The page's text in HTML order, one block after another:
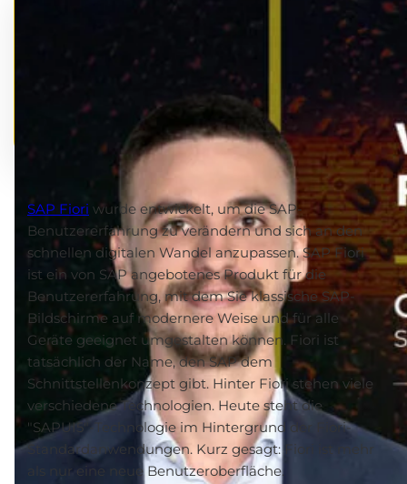
SAP Fiori wurde entwickelt, um die SAP-
Benutzererfahrung zu verändern und sich an den
schnellen digitalen Wandel anzupassen. SAP Fiori
ist ein von SAP angebotenes Produkt für die
Benutzererfahrung, mit dem Sie klassische SAP-
Bildschirme auf modernere Weise und für alle
Geräte geeignet umgestalten können. Fiori ist
tatsächlich der Name, den SAP dem
Schnittstellenkonzept gibt. Hinter Fiori stehen viele
verschiedene Technologien. Heute steht die
"SAPUI5"-Technologie im Hintergrund der Fiori-
Standardanwendungen. Kurz gesagt: Fiori ist mehr
als nur eine neue Benutzeroberfläche.